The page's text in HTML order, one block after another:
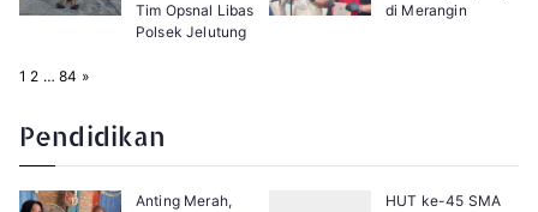
Tim Opsnal Libas
Polsek Jelutung
di Merangin
P
:
1 2 … 84 N
»
Pendidikan
Anting Merah,
HUT ke-45 SMA